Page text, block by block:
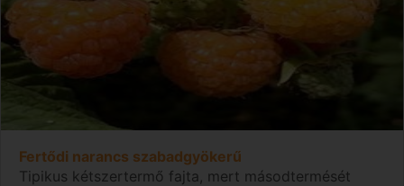
Fertődi narancs szabadgyökerű
Tipikus kétszertermő fajta, mert másodtermését